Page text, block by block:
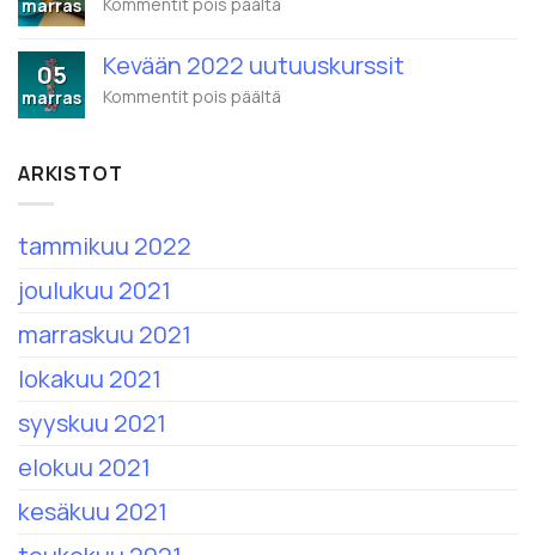
marras Kommentit pois päältä
avoimet
koulutukset
05
marras
Kevään 2022 uutuuskurssit
Kommentit pois päältä
ARKISTOT
tammikuu 2022
joulukuu 2021
marraskuu 2021
lokakuu 2021
syyskuu 2021
elokuu 2021
kesäkuu 2021